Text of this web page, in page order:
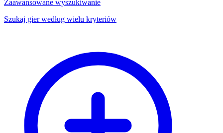
Zaawansowane wyszukiwanie
Szukaj gier według wielu kryteriów